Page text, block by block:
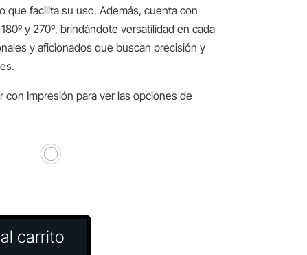
que facilita su uso. Además, cuenta con
y 270º, brindándote versatilidad en cada
y aficionados que buscan precisión y
con Impresión para ver las opciones de
carrito